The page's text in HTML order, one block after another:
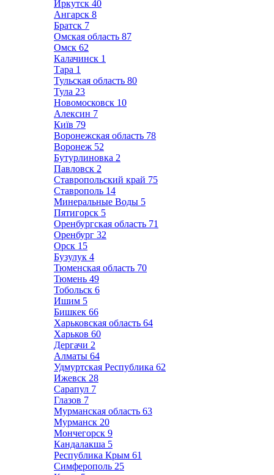
Иркутск 40
Ангарск 8
Братск 7
Омская область 87
Омск 62
Калачинск 1
Тара 1
Тульская область 80
Тула 23
Новомосковск 10
Алексин 7
Київ 79
Воронежская область 78
Воронеж 52
Бутурлиновка 2
Павловск 2
Ставропольский край 75
Ставрополь 14
Минеральные Воды 5
Пятигорск 5
Оренбургская область 71
Оренбург 32
Орск 15
Бузулук 4
Тюменская область 70
Тюмень 49
Тобольск 6
Ишим 5
Бишкек 66
Харьковская область 64
Харьков 60
Дергачи 2
Алматы 64
Удмуртская Республика 62
Ижевск 28
Сарапул 7
Глазов 7
Мурманская область 63
Мурманск 20
Мончегорск 9
Кандалакша 5
Республика Крым 61
Симферополь 25